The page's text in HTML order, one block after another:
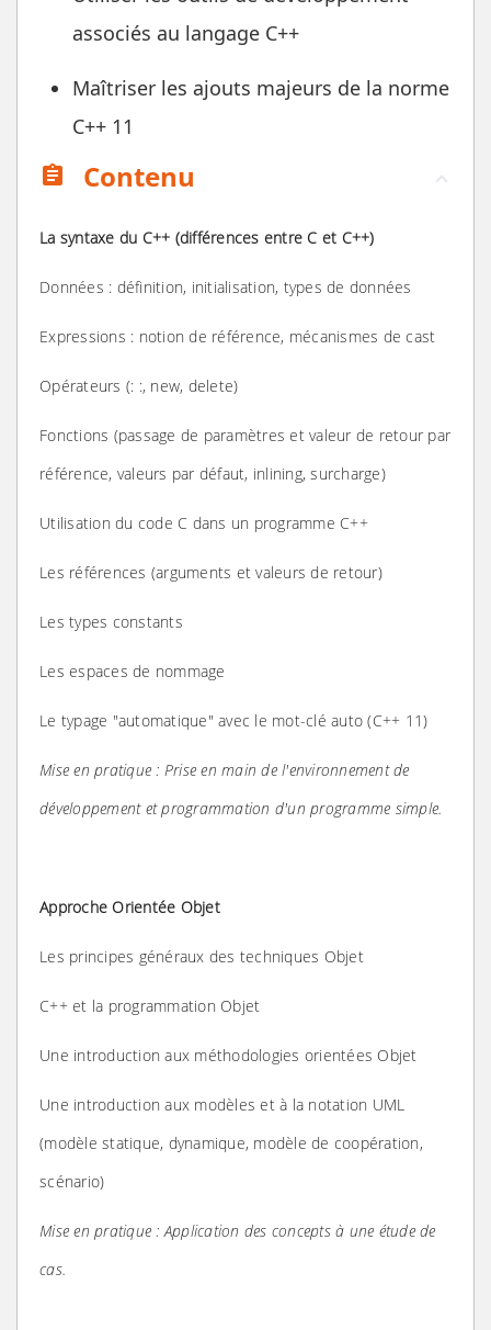
associés au langage C++
Maîtriser les ajouts majeurs de la norme
C++ 11
assignment
Contenu
La syntaxe du C++ (différences entre C et C++)
Données : définition, initialisation, types de données
Expressions : notion de référence, mécanismes de cast
Opérateurs (: :, new, delete)
Fonctions (passage de paramètres et valeur de retour par
référence, valeurs par défaut, inlining, surcharge)
Utilisation du code C dans un programme C++
Les références (arguments et valeurs de retour)
Les types constants
Les espaces de nommage
Le typage "automatique" avec le mot-clé auto (C++ 11)
Mise en pratique : Prise en main de l'environnement de
développement et programmation d'un programme simple.
Approche Orientée Objet
Les principes généraux des techniques Objet
C++ et la programmation Objet
Une introduction aux méthodologies orientées Objet
Une introduction aux modèles et à la notation UML
(modèle statique, dynamique, modèle de coopération,
scénario)
Mise en pratique : Application des concepts à une étude de
cas.